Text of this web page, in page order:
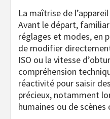
La maîtrise de
Avant le départ,
réglages et modes, en
de modifier
ISO ou la vitesse
compréhension
réactivité pour saisir
précieux, notamment
humaines ou de